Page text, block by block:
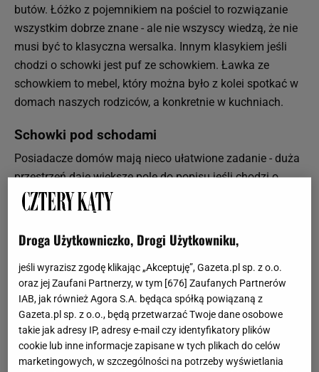
butów. Łóżko z pojemnikiem na pościel to rozwiązanie
wszystkim dobrze znane - ale nie wszyscy wiedzą, że nie
musi być to klasyczna wersalka. Innym klasykiem jeśli
chodzi o schowki jest puf ze schowkiem. Ławka ze
schowkiem to mebel, który można było z kolei spotkać w
domach naszych rodziców, a konkretnie w kuchniach.
Schowki pod schodami
Posiadacze domów mają nieco ułatwione zadanie - duża
przestrzeń daje większe pole do popisu jeśli chodzi o
schowki. Przede wszystkim warto zagospodarować
miejsce pod schodami - często nie wiemy, jak je
wykorzystać ze względu na obniżenie sufitu.
Wykorzystajmy je zatem na schowki - dobrze
zaplanowana zabudowa na wymiar ukryje zimową
odzież, sprzęt sportowy, choinkę wraz z dekoracjami
świątecznymi, a także wszystkie akcesoria, które przydają
się bardzo rzadko, ale z których nie chcemy zrezygnować.
Schowki możemy też ukryć pod stopniami schodów - pod
warunkiem, że ich konstrukcja na to pozwoli.
Droga Użytkowniczko, Drogi Użytkowniku,
jeśli wyrazisz zgodę klikając „Akceptuję”, Gazeta.pl sp. z o.o.
oraz jej Zaufani Partnerzy, w tym [ 676 ] Zaufanych Partnerów
IAB, jak również Agora S.A. będąca spółką powiązaną z
Gazeta.pl sp. z o.o., będą przetwarzać Twoje dane osobowe
takie jak adresy IP, adresy e-mail czy identyfikatory plików
cookie lub inne informacje zapisane w tych plikach do celów
marketingowych, w szczególności na potrzeby wyświetlania